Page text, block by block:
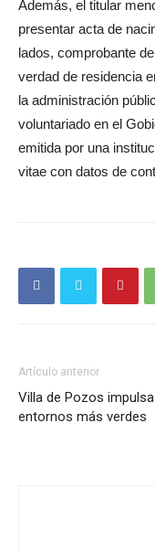
Además, el titular
presentar acta de
lados, comprobante
verdad de residencia
la administración
voluntariado en el
emitida por una
vitae con datos de
Artículo anterior
Villa de Pozos impulsa
entornos más verdes